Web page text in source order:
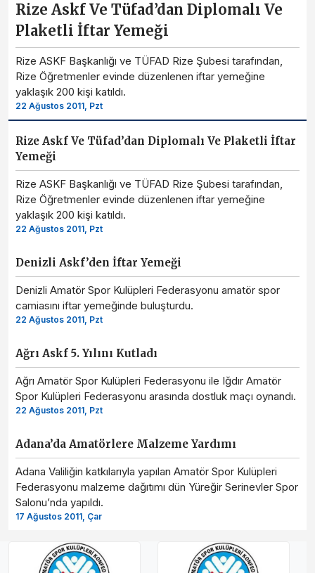
Rize Askf Ve Tüfad’dan Diplomalı Ve
Plaketli İftar Yemeği
Rize ASKF Başkanlığı ve TÜFAD Rize Şubesi tarafından,
Rize Öğretmenler evinde düzenlenen iftar yemeğine
yaklaşık 200 kişi katıldı.
22 Ağustos 2011, Pzt
Rize Askf Ve Tüfad’dan Diplomalı Ve Plaketli İftar
Yemeği
Rize ASKF Başkanlığı ve TÜFAD Rize Şubesi tarafından,
Rize Öğretmenler evinde düzenlenen iftar yemeğine
yaklaşık 200 kişi katıldı.
22 Ağustos 2011, Pzt
Denizli Askf’den İftar Yemeği
Denizli Amatör Spor Kulüpleri Federasyonu amatör spor
camiasını iftar yemeğinde buluşturdu.
22 Ağustos 2011, Pzt
Ağrı Askf 5. Yılını Kutladı
Ağrı Amatör Spor Kulüpleri Federasyonu ile Iğdır Amatör
Spor Kulüpleri Federasyonu arasında dostluk maçı oynandı.
22 Ağustos 2011, Pzt
Adana’da Amatörlere Malzeme Yardımı
Adana Valiliğin katkılarıyla yapılan Amatör Spor Kulüpleri
Federasyonu malzeme dağıtımı dün Yüreğir Serinevler Spor
Salonu’nda yapıldı.
17 Ağustos 2011, Çar